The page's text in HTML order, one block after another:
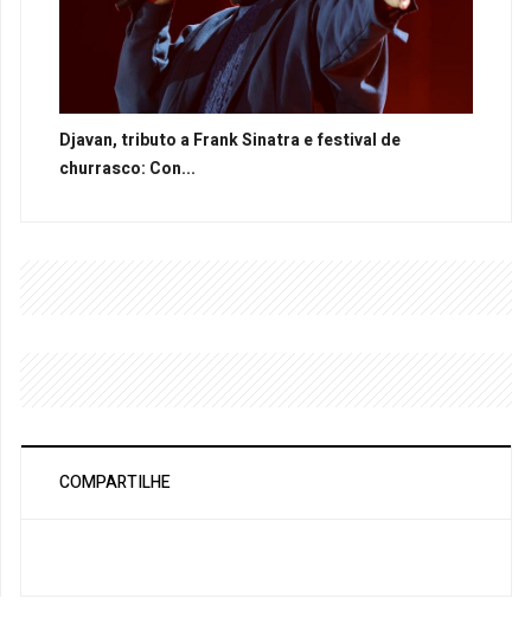
Djavan, tributo a Frank Sinatra e festival de
churrasco: Con...
COMPARTILHE